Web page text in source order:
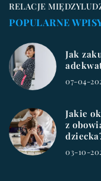
RELACJE
POPULARNE
Jak
07-04-
Jakie
z
03-10-